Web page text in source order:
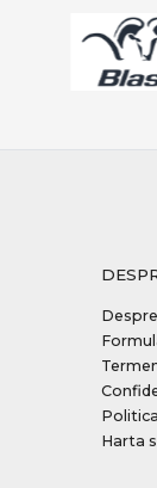
Harta